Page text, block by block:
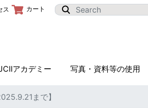
アカデミー 写真・資料等の使用
ス カート
まで】